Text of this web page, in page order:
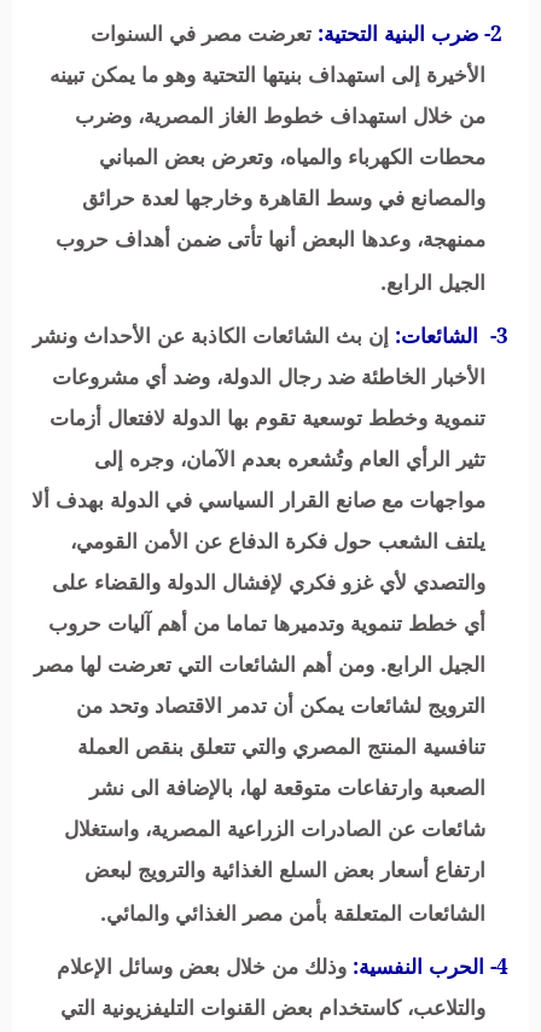
تعرضت مصر في السنوات
الأخيرة إلى استهداف بنيتها التحتية وهو ما يمكن تبينه
من خلال استهداف خطوط الغاز المصرية، وضرب
محطات الكهرباء والمياه، وتعرض بعض المباني
والمصانع في وسط القاهرة وخارجها لعدة حرائق
ممنهجة، وعدها البعض أنها تأتى ضمن أهداف حروب
الجيل الرابع.
3- الشائعات
: إن بث الشائعات الكاذبة عن الأحداث ونشر
الأخبار الخاطئة ضد رجال الدولة، وضد أي مشروعات
تنموية وخطط توسعية تقوم بها الدولة لافتعال أزمات
تثير الرأي العام وتُشعره بعدم الآمان، وجره إلى
مواجهات مع صانع القرار السياسي في الدولة بهدف ألا
يلتف الشعب حول فكرة الدفاع عن الأمن القومي،
والتصدي لأي غزو فكري لإفشال الدولة والقضاء على
أي خطط تنموية وتدميرها تماما من أهم آليات حروب
الجيل الرابع. ومن أهم الشائعات التي تعرضت لها مصر
الترويج لشائعات يمكن أن تدمر الاقتصاد وتحد من
تنافسية المنتج المصري والتي تتعلق بنقص العملة
الصعبة وارتفاعات متوقعة لها، بالإضافة الى نشر
شائعات عن الصادرات الزراعية المصرية، واستغلال
ارتفاع أسعار بعض السلع الغذائية والترويج لبعض
الشائعات المتعلقة بأمن مصر الغذائي والمائي.
4- الحرب النفسية:
وذلك من خلال بعض وسائل الإعلام
والتلاعب، كاستخدام بعض القنوات التليفزيونية التي